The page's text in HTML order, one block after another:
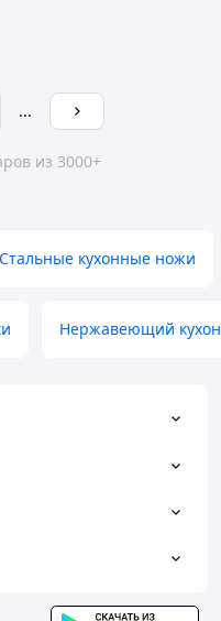
...
из 3000+
Стальные кухонные ножи
Нержавеющий